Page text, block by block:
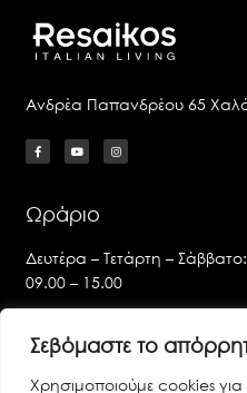
Σεβόμαστε το
Χρησιμοποιούμε cookies
Ανδρέα Παπανδρέου 65
Ωράριο
Δευτέρα – Τετάρτη – Σάββατο:
09.00 – 15.00
09.00 – 14.00 & 17.00 – 21.00